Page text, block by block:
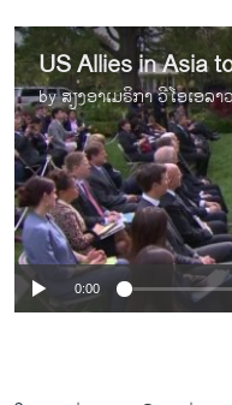
byສຽງອາເມຣິກາ ວີໂອເອລາ
No media
0:00